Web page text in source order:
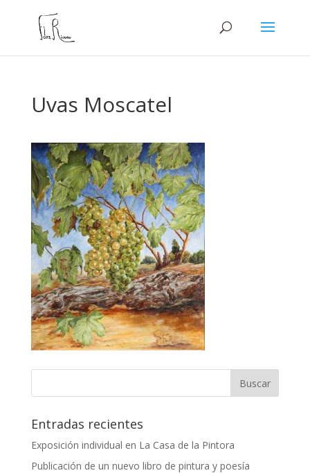
Uvas Moscatel
Entradas recientes
Exposición individual en La Casa de la Pintora
Publicación de un nuevo libro de pintura y poesía